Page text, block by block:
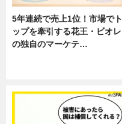
5年連続で売上1位！市場でト
ップを牽引する花王・ビオレ
の独自のマーケテ…